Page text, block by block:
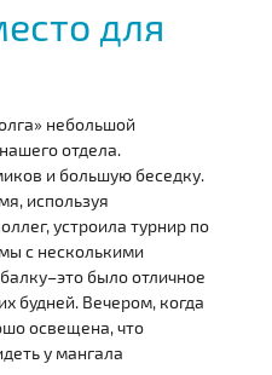
для
небольшой
отдела.
и большую беседку.
используя
устроила турнир по
с несколькими
было отличное
будней. Вечером, когда
освещена, что
у мангала